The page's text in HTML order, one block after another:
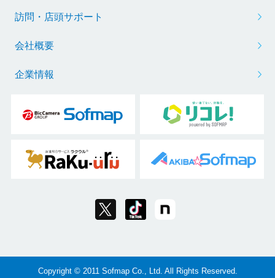
訪問・店頭サポート
会社概要
企業情報
Copyright © 2011 Sofmap Co., Ltd. All Rights Reserved.